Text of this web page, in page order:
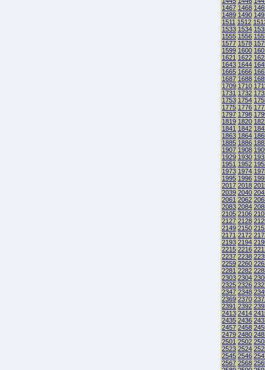
1467 1468
1489 1490
1511 1512
1533 1534
1555 1556
1577 1578
1599 1600
1621 1622
1643 1644
1665 1666
1687 1688
1709 1710
1731 1732
1753 1754
1775 1776
1797 1798
1819 1820
1841 1842
1863 1864
1885 1886
1907 1908
1929 1930
1951 1952
1973 1974
1995 1996
2017 2018
2039 2040
2061 2062
2083 2084
2105 2106
2127 2128
2149 2150
2171 2172
2193 2194
2215 2216
2237 2238
2259 2260
2281 2282
2303 2304
2325 2326
2347 2348
2369 2370
2391 2392
2413 2414
2435 2436
2457 2458
2479 2480
2501 2502
2523 2524
2545 2546
2567 2568